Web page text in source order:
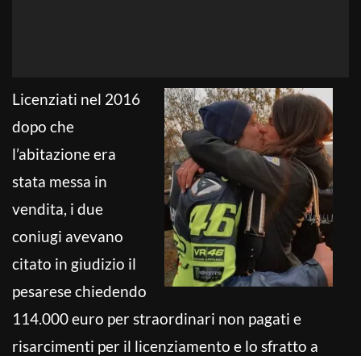
Licenziati nel 2016
dopo che
l’abitazione era
stata messa in
vendita, i due
coniugi avevano
citato in giudizio il
pesarese chiedendo
114.000 euro per straordinari non pagati e
risarcimenti per il licenziamento e lo sfratto a